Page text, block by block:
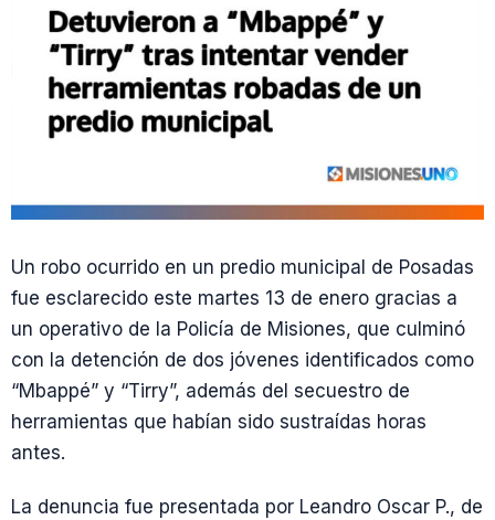
Un robo ocurrido en un predio municipal de Posadas
fue esclarecido este martes 13 de enero gracias a
un operativo de la Policía de Misiones, que culminó
con la detención de dos jóvenes identificados como
“Mbappé” y “Tirry”, además del secuestro de
herramientas que habían sido sustraídas horas
antes.
La denuncia fue presentada por Leandro Oscar P., de